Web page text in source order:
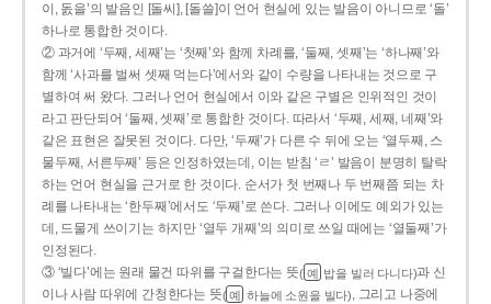
이, 돐을’의 발음인 [돌씨], [돌쓸]이 언어 현실에 있는 발음이 아니므로 ‘돌’
하나로 통합한 것이다.
② 과거에 ‘두째, 세째’는 ‘첫째’와 함께 차례를, ‘둘째, 셋째’는 ‘하나째’와
함께 ‘사과를 벌써 셋째 먹는다’에서와 같이 수량을 나타내는 것으로 구
별하여 써 왔다. 그러나 언어 현실에서 이와 같은 구별은 인위적인 것이
라고 판단되어 ‘둘째, 셋째’로 통합한 것이다. 따라서 ‘두째, 세째, 네째’와
같은 표현은 잘못된 것이다. 다만, ‘두째’가 다른 수 뒤에 오는 ‘열두째, 스
물두째, 서른두째’ 등은 인정하였는데, 이는 받침 ‘ㄹ’ 발음이 분명히 탈락
하는 언어 현실을 근거로 한 것이다. 순서가 첫 번째나 두 번째쯤 되는 차
례를 나타내는 ‘한두째’에서도 ‘두째’로 쓴다. 그러나 이에도 예외가 있는
데, 드물게 쓰이기는 하지만 ‘열두 개째’의 의미로 쓰일 때에는 ‘열둘째’가
인정된다.
③ ‘빌다’에는 원래 물건 따위를 구걸한다는 뜻( 예 밥을 빌러 다니다)과 신
이나 사람 따위에 간청한다는 뜻( 예 하늘에 소원을 빌다), 그리고 나중에